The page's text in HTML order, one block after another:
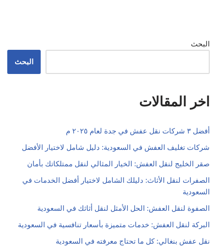
البحث
البحث
اخر المقالات
أفضل ٣ شركات نقل عفش في جدة لعام ٢٠٢٥ م
شركات تغليف العفش في السعودية: دليل شامل لاختيار الأفضل
صقر الخليج لنقل العفش: الخيار المثالي لنقل ممتلكاتك بأمان
الصفرات لنقل الأثاث: دليلك الشامل لاختيار أفضل الخدمات في
السعودية
الصفوة لنقل العفش: الحل الأمثل لنقل أثاثك في السعودية
البركة لنقل العفش: خدمات متميزة بأسعار تنافسية في السعودية
نقل عفش بنغالي: كل ما تحتاج معرفته في السعودية